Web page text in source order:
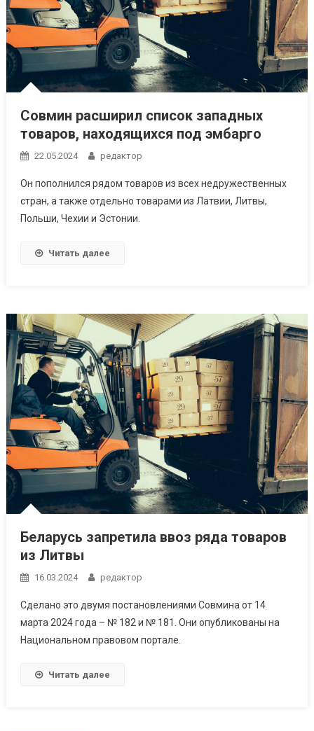
Совмин расширил список западных
товаров, находящихся под эмбарго
22.05.2024 редактор
Он пополнился рядом товаров из всех недружественных
стран, а также отдельно товарами из Латвии, Литвы,
Польши, Чехии и Эстонии.
Читать далее
Беларусь запретила ввоз ряда товаров
из Литвы
16.03.2024 редактор
Сделано это двумя постановлениями Совмина от 14
марта 2024 года – № 182 и № 181. Они опубликованы на
Национальном правовом портале.
Читать далее